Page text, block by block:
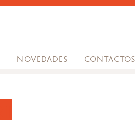
NOVEDADES CONTACTOS